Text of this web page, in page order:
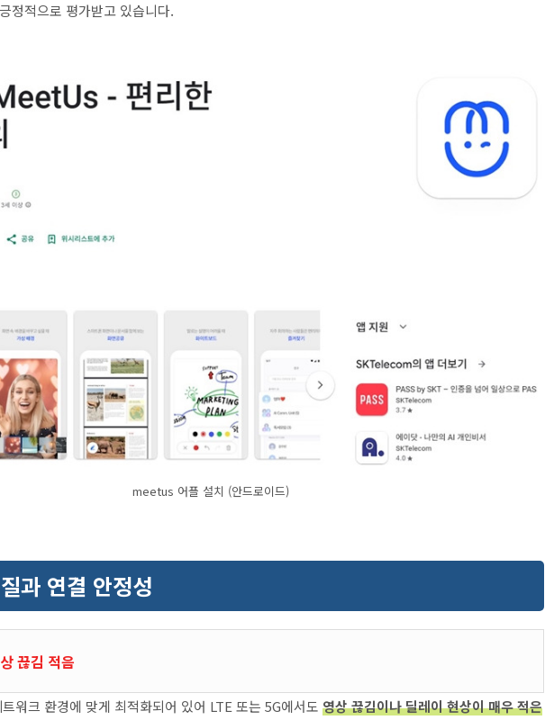
정적으로 평가받고 있습니다.
meetus 어플 설치 (안드로이드)
과 연결 안정성
끊김 적음
워크 환경에 맞게 최적화되어 있어 LTE 또는 5G에서도 영상 끊김이나 딜레이 현상이 매우 적은